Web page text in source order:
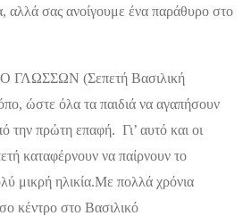
αλλά σας ανοίγουμε ένα παράθυρο στο
(Σεπετή Βασιλική
ώστε όλα τα παιδιά να αγαπήσουν
την πρώτη επαφή. Γι’ αυτό και οι
καταφέρνουν να παίρνουν το
μικρή ηλικία.Με πολλά χρόνια
κέντρο στο Βασιλικό